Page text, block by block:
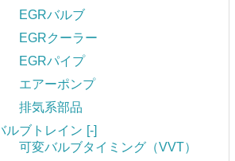
EGRバルブ
EGRクーラー
EGRパイプ
エアーポンプ
排気系部品
ルブトレイン [-]
可変バルブタイミング（VVT）